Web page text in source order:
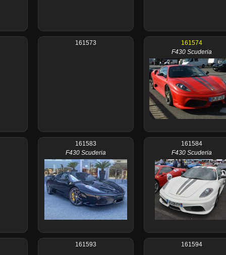
161573
161574
F430 Scuderia
161583
F430 Scuderia
161584
F430 Scuderia
161593 161594